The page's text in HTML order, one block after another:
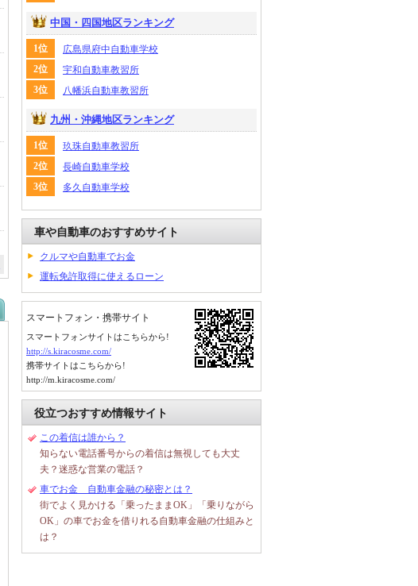
中国・四国地区ランキング
1位
広島県府中自動車学校
2位
宇和自動車教習所
3位
八幡浜自動車教習所
九州・沖縄地区ランキング
1位
玖珠自動車教習所
2位
長崎自動車学校
3位
多久自動車学校
車や自動車のおすすめサイト
クルマや自動車でお金
運転免許取得に使えるローン
スマートフォン・携帯サイト
スマートフォンサイトはこちらから!
http://s.kiracosme.com/
携帯サイトはこちらから!
http://m.kiracosme.com/
役立つおすすめ情報サイト
この着信は誰から？
知らない電話番号からの着信は無視しても大丈
夫？迷惑な営業の電話？
車でお金 自動車金融の秘密とは？
街でよく見かける「乗ったままOK」「乗りながら
OK」の車でお金を借りれる自動車金融の仕組みと
は？